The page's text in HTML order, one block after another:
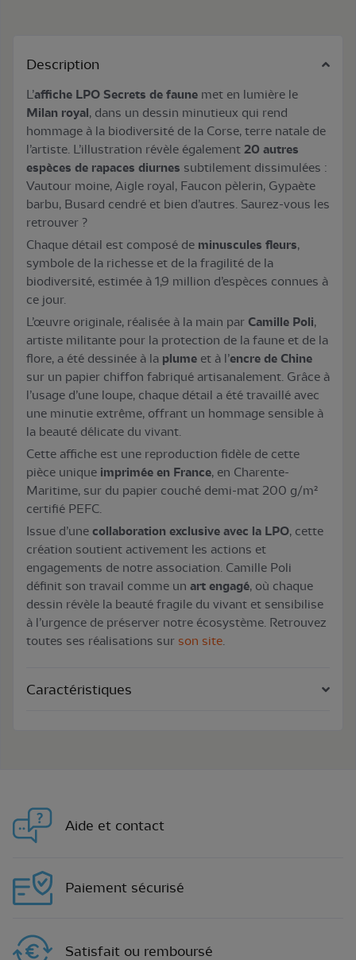
Description
L’affiche LPO Secrets de faune met en lumière le
Milan royal, dans un dessin minutieux qui rend
hommage à la biodiversité de la Corse, terre natale de
l’artiste. L’illustration révèle également 20 autres
espèces de rapaces diurnes subtilement dissimulées :
Vautour moine, Aigle royal, Faucon pèlerin, Gypaète
barbu, Busard cendré et bien d’autres. Saurez-vous les
retrouver ?
Chaque détail est composé de minuscules fleurs,
symbole de la richesse et de la fragilité de la
biodiversité, estimée à 1,9 million d’espèces connues à
ce jour.
L’œuvre originale, réalisée à la main par Camille Poli,
artiste militante pour la protection de la faune et de la
flore, a été dessinée à la plume et à l’encre de Chine
sur un papier chiffon fabriqué artisanalement. Grâce à
l’usage d’une loupe, chaque détail a été travaillé avec
une minutie extrême, offrant un hommage sensible à
la beauté délicate du vivant.
Cette affiche est une reproduction fidèle de cette
pièce unique imprimée en France, en Charente-
Maritime, sur du papier couché demi-mat 200 g/m²
certifié PEFC.
Issue d’une collaboration exclusive avec la LPO, cette
création soutient activement les actions et
engagements de notre association. Camille Poli
définit son travail comme un art engagé, où chaque
dessin révèle la beauté fragile du vivant et sensibilise
à l’urgence de préserver notre écosystème. Retrouvez
toutes ses réalisations sur son site.
Caractéristiques
Aide et contact
Paiement sécurisé
Satisfait ou remboursé